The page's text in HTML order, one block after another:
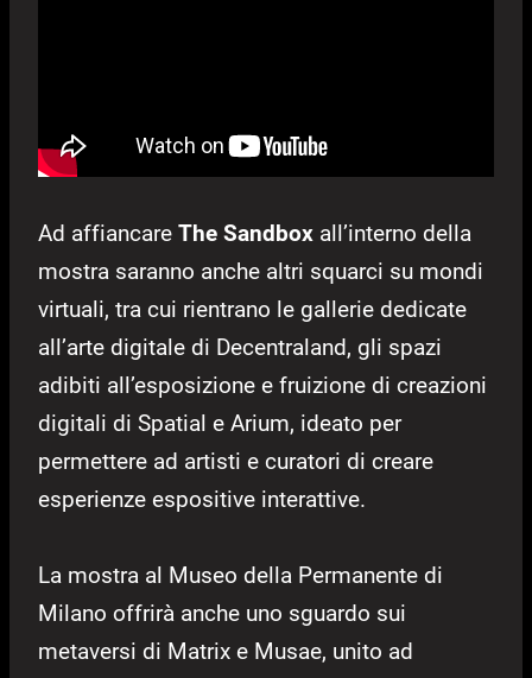
Ad affiancare The Sandbox all’interno della
mostra saranno anche altri squarci su mondi
virtuali, tra cui rientrano le gallerie dedicate
all’arte digitale di Decentraland, gli spazi
adibiti all’esposizione e fruizione di creazioni
digitali di Spatial e Arium, ideato per
permettere ad artisti e curatori di creare
esperienze espositive interattive.
La mostra al Museo della Permanente di
Milano offrirà anche uno sguardo sui
metaversi di Matrix e Musae, unito ad